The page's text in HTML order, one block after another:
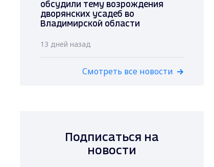
обсудили тему возрождения
дворянских усадеб во
Владимирской области
13 дней назад
Смотреть все новости
Подписаться на
новости